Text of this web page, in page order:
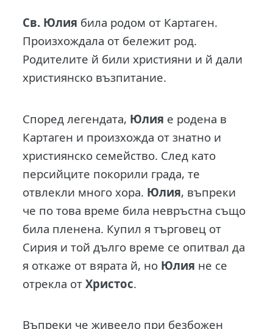
Св. Юлия била родом от Картаген.
Произхождала от бележит род.
Родителите й били християни и й дали
християнско възпитание.
Според легендата, Юлия е родена в
Картаген и произхожда от знатно и
християнско семейство. След като
персийците покорили града, те
отвлекли много хора. Юлия, въпреки
че по това време била невръстна също
била пленена. Купил я търговец от
Сирия и той дълго време се опитвал да
я откаже от вярата й, но Юлия не се
отрекла отХристос.
Въпреки че живеело при безбожен